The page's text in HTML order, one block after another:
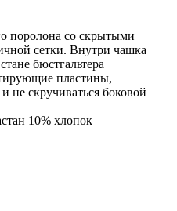
поролона со скрытыми
сетки. Внутри чашка
бюстгальтера
пластины,
не скручиваться боковой
10% хлопок